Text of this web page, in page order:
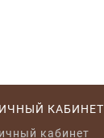
КАБИНЕТ
кабинет